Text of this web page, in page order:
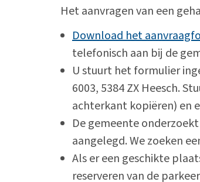
Het aanvragen van een
Download het
telefonisch aan bij de
U stuurt het formulier
6003, 5384 ZX Heesch.
achterkant kopiëren) en
De gemeente
aangelegd. We zoeken
Als er een geschikte
reserveren van de